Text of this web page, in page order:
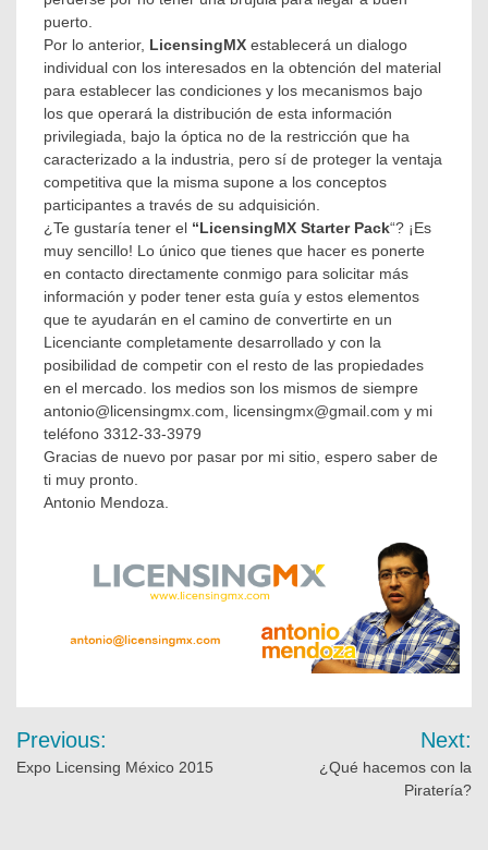
puerto.
Por lo anterior, LicensingMX establecerá un dialogo
individual con los interesados en la obtención del material
para establecer las condiciones y los mecanismos bajo
los que operará la distribución de esta información
privilegiada, bajo la óptica no de la restricción que ha
caracterizado a la industria, pero sí de proteger la ventaja
competitiva que la misma supone a los conceptos
participantes a través de su adquisición.
¿Te gustaría tener el “LicensingMX Starter Pack“? ¡Es
muy sencillo! Lo único que tienes que hacer es ponerte
en contacto directamente conmigo para solicitar más
información y poder tener esta guía y estos elementos
que te ayudarán en el camino de convertirte en un
Licenciante completamente desarrollado y con la
posibilidad de competir con el resto de las propiedades
en el mercado. los medios son los mismos de siempre
antonio@licensingmx.com, licensingmx@gmail.com y mi
teléfono 3312-33-3979
Gracias de nuevo por pasar por mi sitio, espero saber de
ti muy pronto.
Antonio Mendoza.
Previous:
Expo Licensing México 2015
Next:
¿Qué hacemos con la
Piratería?